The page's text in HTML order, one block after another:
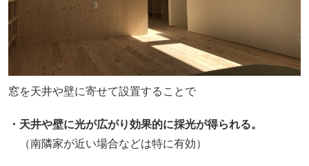
窓を天井や壁に寄せて設置することで
・天井や壁に光が広がり効果的に採光が得られる。
（南隣家が近い場合などは特に有効）